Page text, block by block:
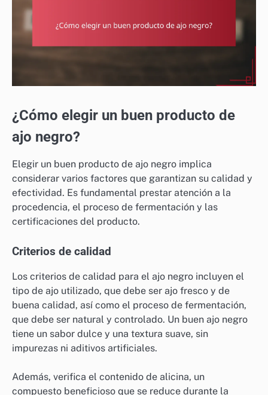
¿Cómo elegir un buen producto de
ajo negro?
Elegir un buen producto de ajo negro implica
considerar varios factores que garantizan su calidad y
efectividad. Es fundamental prestar atención a la
procedencia, el proceso de fermentación y las
certificaciones del producto.
Criterios de calidad
Los criterios de calidad para el ajo negro incluyen el
tipo de ajo utilizado, que debe ser ajo fresco y de
buena calidad, así como el proceso de fermentación,
que debe ser natural y controlado. Un buen ajo negro
tiene un sabor dulce y una textura suave, sin
impurezas ni aditivos artificiales.
Además, verifica el contenido de alicina, un
compuesto beneficioso que se reduce durante la